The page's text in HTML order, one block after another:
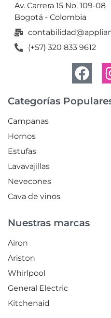
Av. Carrera 15 No. 109-08
Bogotá - Colombia
(+57) 320 833 9612
Categorías
Campanas
Hornos
Estufas
Lavavajillas
Nevecones
Cava de vinos
Nuestras marcas
Airon
Ariston
Whirlpool
General Electric
Kitchenaid